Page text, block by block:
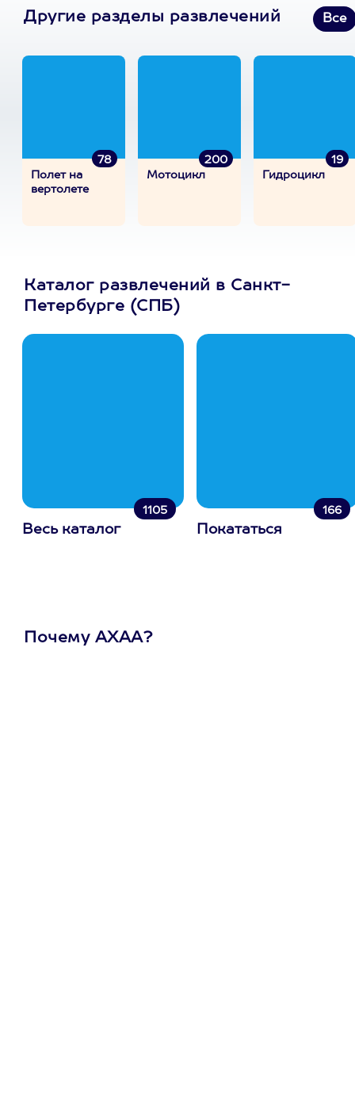
Другие разделы развлечений Все
78
Полет на
вертолете
200
Мотоцикл
19
Гидроцикл
Каталог развлечений в Санкт-
Петербурге (СПБ)
1105
Весь каталог
166
Покататься
Почему АХАА?